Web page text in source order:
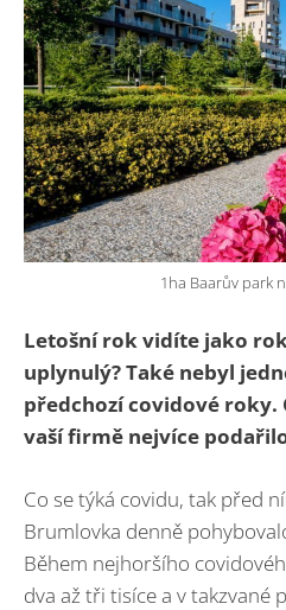
1ha Baarův park
Letošní rok vidíte jako
uplynulý? Také nebyl
předchozí covidové roky.
vaší firmě nejvíce
Co se týká covidu, tak před
Brumlovka denně
Během nejhoršího
dva až tři tisíce a v takzvané